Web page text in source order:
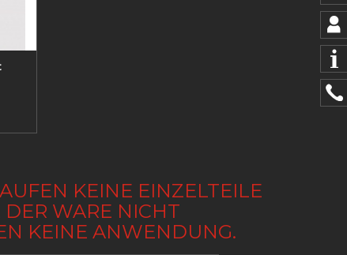
KEINE EINZELTEILE
WARE NICHT
KEINE ANWENDUNG.